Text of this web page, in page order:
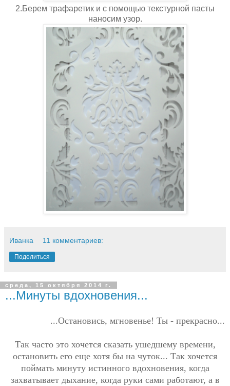
2.Берем трафаретик и с помощью текстурной пасты
наносим узор.
Иванка 11 комментариев:
Поделиться
среда, 15 октября 2014 г.
...Минуты вдохновения...
...Остановись, мгновенье! Ты - прекрасно...
Так часто это хочется сказать ушедшему времени,
остановить его еще хотя бы на чуток... Так хочется
поймать минуту истинного вдохновения, когда
захватывает дыхание, когда руки сами работают, а в